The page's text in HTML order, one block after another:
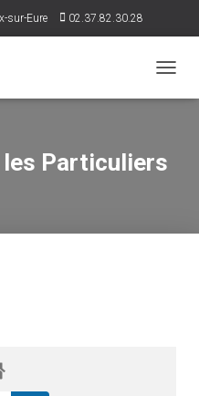
sur-Eure 02.37.82.30.28
É
E
N
les Particuliers